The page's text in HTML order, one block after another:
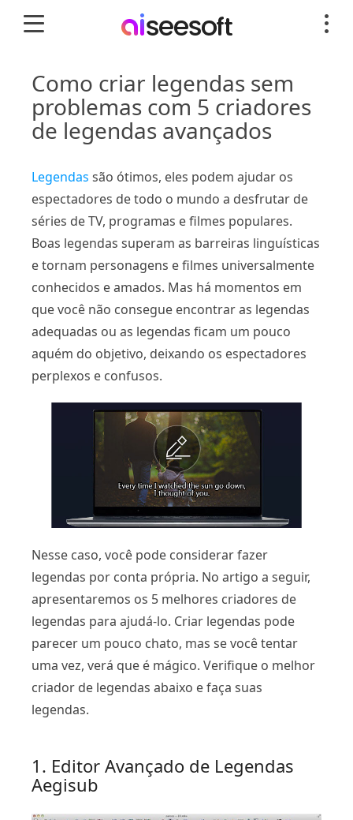
Como criar legendas sem
problemas com 5 criadores
de legendas avançados
Legendas são ótimos, eles podem ajudar os
espectadores de todo o mundo a desfrutar de
séries de TV, programas e filmes populares.
Boas legendas superam as barreiras linguísticas
e tornam personagens e filmes universalmente
conhecidos e amados. Mas há momentos em
que você não consegue encontrar as legendas
adequadas ou as legendas ficam um pouco
aquém do objetivo, deixando os espectadores
perplexos e confusos.
Nesse caso, você pode considerar fazer
legendas por conta própria. No artigo a seguir,
apresentaremos os 5 melhores criadores de
legendas para ajudá-lo. Criar legendas pode
parecer um pouco chato, mas se você tentar
uma vez, verá que é mágico. Verifique o melhor
criador de legendas abaixo e faça suas
legendas.
1. Editor Avançado de Legendas
Aegisub